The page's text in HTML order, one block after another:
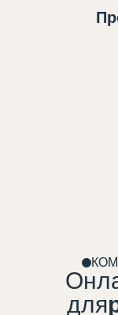
для